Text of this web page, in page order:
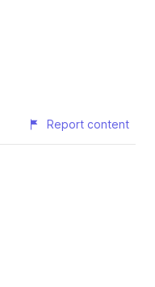
Report content